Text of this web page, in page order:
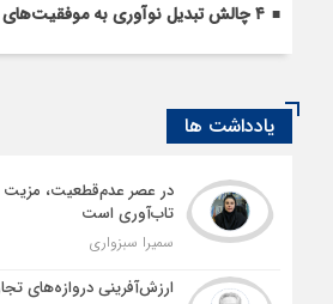
۴ چالش تبدیل نوآوری به موفقیت‌های تجاری
یادداشت ها
در عصر عدم‌قطعیت، مزیت
تاب‌آوری است
سمیرا سبزواری
ارزش‌آفرینی دروازه‌های